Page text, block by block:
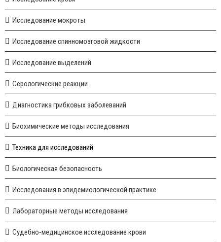
Исследование мокроты
Исследование спинномозговой жидкости
Исследование выделений
Серологические реакции
Диагностика грибковых заболеваний
Биохимические методы исследования
Техника для исследований
Биологическая безопасность
Исследования в эпидемиологической практике
Лабораторные методы исследования
Судебно-медицинское исследование крови